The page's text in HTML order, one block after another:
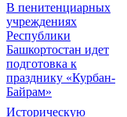
В пенитенциарных
учреждениях
Республики
Башкортостан идет
подготовка к
празднику «Курбан-
Байрам»
Историческую